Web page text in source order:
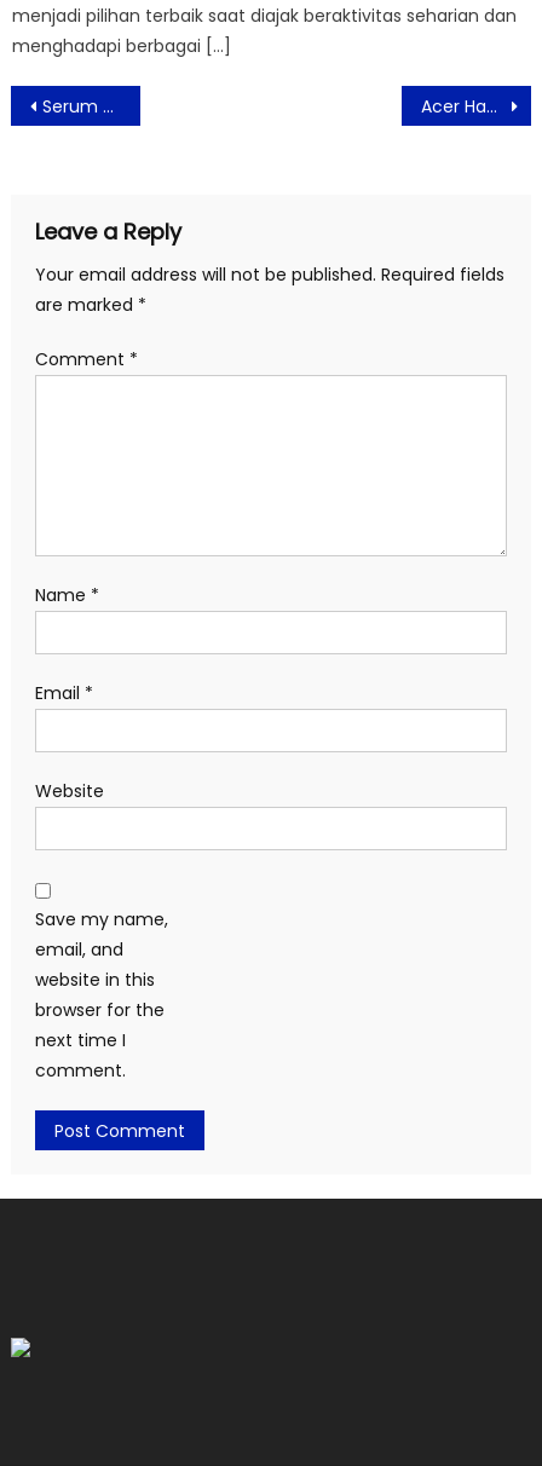
menjadi pilihan terbaik saat diajak beraktivitas seharian dan
menghadapi berbagai […]
Post
navigation
Serum Baru True to Skin Hadir Sebagai Solusi Kebutuhan Kulit Wajah Sehat Acer Hadirkan Laptop Aspire Vero dan Proyektor Acer Vero yang Ramah Lingkungan
Leave a Reply
Your email address will not be published. Required fields
are marked *
Comment *
Name *
Email *
Website
Save my name,
email, and
website in this
browser for the
next time I
comment.